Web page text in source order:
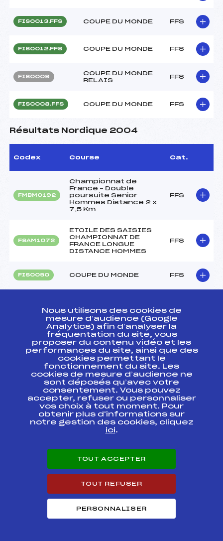
FIS0013.FFS COUPE DU MONDE FFS
FIS0012.FFS COUPE DU MONDE FFS
FIS0009
COUPE DU MONDE
RELAIS
FFS
FIS0008.FFS COUPE DU MONDE FFS
Résultats Nordique 2004
Codex Course Cat.
FMBM0192
Championnat de
France – Double
poursuite Senior
Hommes Distance 2 x
7,5 Km
FFS
FSAM1072
ETOILE DES SAISIES
CHAMPIONNAT DE
FRANCE LONGUE
DISTANCE HOMMES
FFS
FIS0050 COUPE DU MONDE FFS
MASSACRE
FIS0040 COUPE DU MONDE FFS
LA
TRANSJURASSIENNE
FIS0034
COUPE DU MONDE
RELAIS
FFS
FIS0032 COUPE DU MONDE FFS
FMBT0094
d'Epargne des Alpes"
FFS
LES 15 DE
Nous utilisons des cookies de
mesure d’audience (Google
Analytics) afin d’analyser la
fréquentation du site, vous
proposer du contenu vidéo et les
performances du site, ainsi que des
cookies permettant le
fonctionnement du site. Les
cookies de mesure d’audience ne
sont déposés qu’avec votre
consentement. Vous pouvez
accepter, refuser ou personnaliser
vos choix à tout moment. Pour
obtenir plus d'informations sur
notre gestion des cookies, cliquez
ici.
TOUT ACCEPTER
TOUT REFUSER
PERSONNALISER